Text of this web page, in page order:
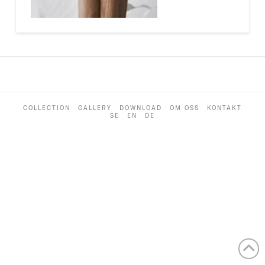
COLLECTION GALLERY DOWNLOAD OM OSS
KONTAKT
SE
EN DE